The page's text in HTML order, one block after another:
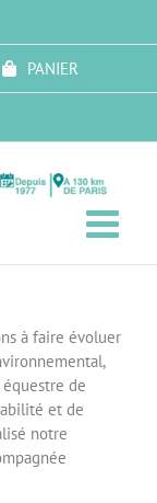
PANIER
à faire évoluer
de
et de
notre